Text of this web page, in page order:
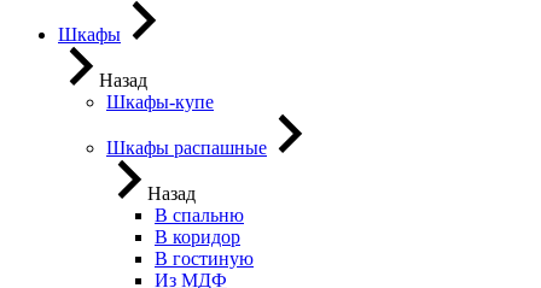
Шкафы
Назад
Шкафы-купе
Шкафы распашные
Назад
В спальню
В коридор
В гостиную
Из МДФ